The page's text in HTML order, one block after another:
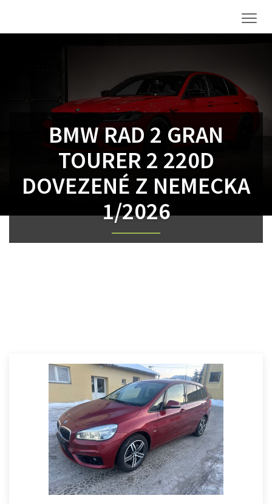
BMW RAD 2 GRAN
TOURER 2 220D
DOVEZENÉ Z NEMECKA
1/2026